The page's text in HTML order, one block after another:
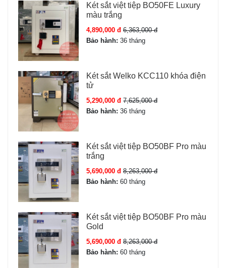
Két sắt việt tiệp BO50FE Luxury
màu trắng
4,890,000 đ 6,363,000 đ
Bảo hành: 36 tháng
Két sắt Welko KCC110 khóa điện
tử
5,290,000 đ 7,625,000 đ
Bảo hành: 36 tháng
Két sắt việt tiệp BO50BF Pro màu
trắng
5,690,000 đ 8,263,000 đ
Bảo hành: 60 tháng
Két sắt việt tiệp BO50BF Pro màu
Gold
5,690,000 đ 8,263,000 đ
Bảo hành: 60 tháng